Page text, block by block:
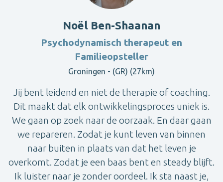
Noël Ben-Shaanan
Psychodynamisch therapeut en
Familieopsteller
Groningen - (GR) (27km)
Jij bent leidend en niet de therapie of coaching.
Dit maakt dat elk ontwikkelingsproces uniek is.
We gaan op zoek naar de oorzaak. En daar gaan
we repareren. Zodat je kunt leven van binnen
naar buiten in plaats van dat het leven je
overkomt. Zodat je een baas bent en steady blijft.
Ik luister naar je zonder oordeel. Ik sta naast je,